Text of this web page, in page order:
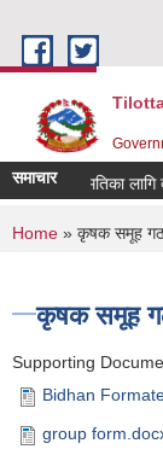
समाचार
सहमतिका लागि
You are
Home » कृषक समूह
कृषक समूह
Supporting
Bidhan
group